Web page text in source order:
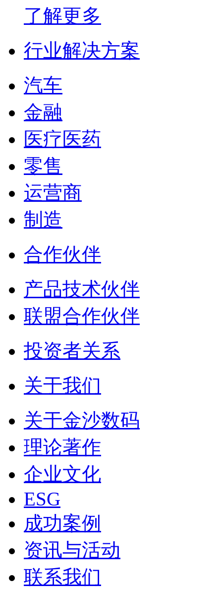
了解更多
行业解决方案
汽车
金融
医疗医药
零售
运营商
制造
合作伙伴
产品技术伙伴
联盟合作伙伴
投资者关系
关于我们
关于金沙数码
理论著作
企业文化
ESG
成功案例
资讯与活动
联系我们